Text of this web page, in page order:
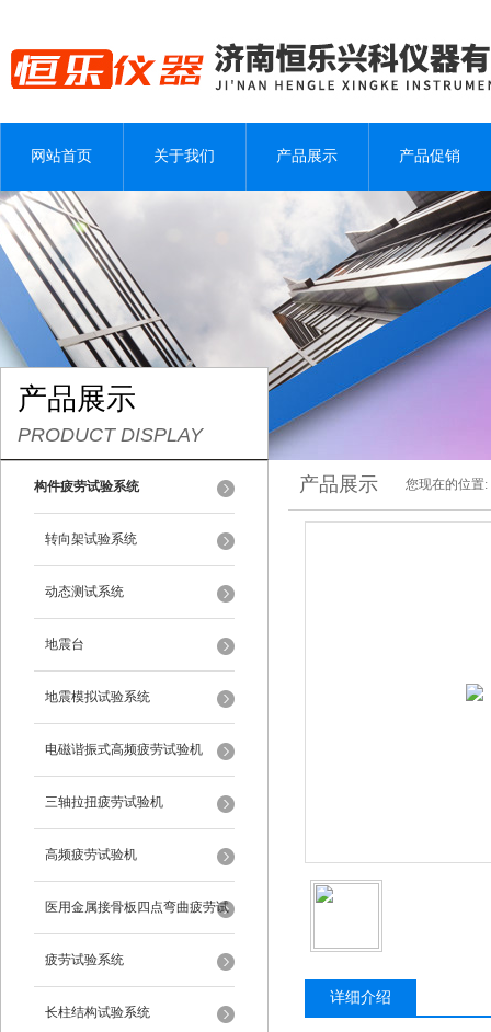
网站首页 关于我们 产品展示 产品促销
产品展示
PRODUCT DISPLAY
构件疲劳试验系统
转向架试验系统
动态测试系统
地震台
地震模拟试验系统
电磁谐振式高频疲劳试验机
三轴拉扭疲劳试验机
高频疲劳试验机
医用金属接骨板四点弯曲疲劳试
验机
疲劳试验系统
长柱结构试验系统
产品展示 您现在的位置:
详细介绍